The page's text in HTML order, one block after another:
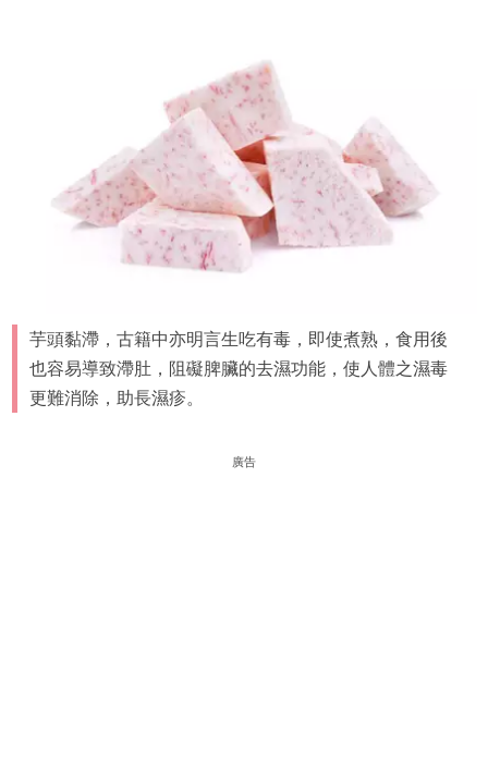
芋頭黏滯，古籍中亦明言生吃有毒，即使煮熟，食用後
也容易導致滯肚，阻礙脾臟的去濕功能，使人體之濕毒
更難消除，助長濕疹。
廣告